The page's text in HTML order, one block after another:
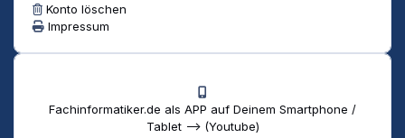
Konto löschen
Impressum
Fachinformatiker.de als APP auf Deinem Smartphone /
Tablet --> (Youtube)